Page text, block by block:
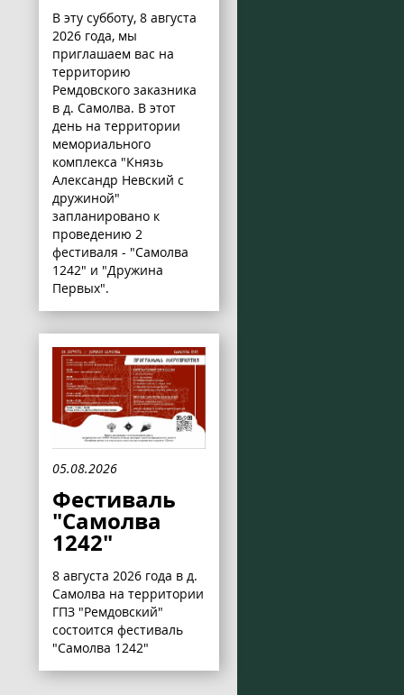
В эту субботу, 8 августа
2026 года, мы
приглашаем вас на
территорию
Ремдовского заказника
в д. Самолва. В этот
день на территории
мемориального
комплекса "Князь
Александр Невский с
дружиной"
запланировано к
проведению 2
фестиваля - "Самолва
1242" и "Дружина
Первых".
05.08.2026
Фестиваль
"Самолва
1242"
8 августа 2026 года в д.
Самолва на территории
ГПЗ "Ремдовский"
состоится фестиваль
"Самолва 1242"